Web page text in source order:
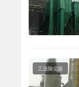
工业除尘器